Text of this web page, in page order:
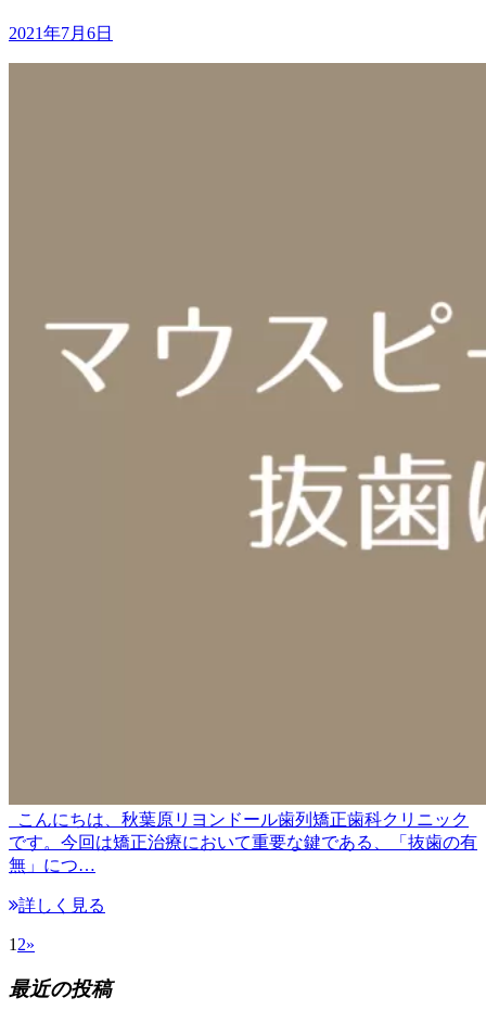
2021年7月6日
こんにちは、秋葉原リヨンドール歯列矯正歯科クリニック
です。今回は矯正治療において重要な鍵である、「抜歯の有
無」につ…
詳しく見る
1 2»
最近の投稿